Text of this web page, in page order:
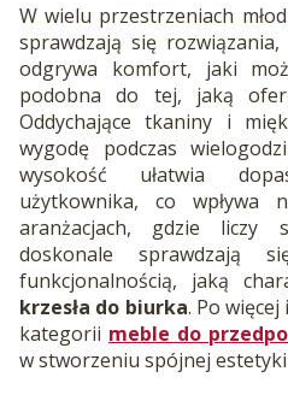
W wielu przestrzeniach
sprawdzają się
odgrywa komfort, jaki
podobna do tej, jaką
Oddychające tkaniny i
wygodę podczas
wysokość ułatwia
użytkownika, co wpływa
aranżacjach, gdzie liczy
doskonale sprawdzają
funkcjonalnością, jaką
krzesła do biurka. Po
kategorii meble do
w stworzeniu spójnej